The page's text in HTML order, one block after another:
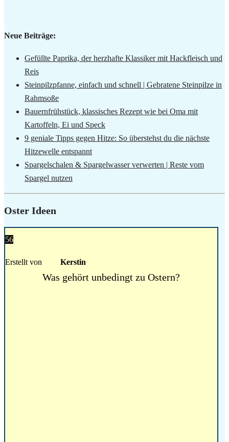
Neue Beiträge:
Gefüllte Paprika, der herzhafte Klassiker mit Hackfleisch und
Reis
Steinpilzpfanne, einfach und schnell | Gebratene Steinpilze in
Rahmsoße
Bauernfrühstück, klassisches Rezept wie bei Oma mit
Kartoffeln, Ei und Speck
9 geniale Tipps gegen Hitze: So überstehst du die nächste
Hitzewelle entspannt
Spargelschalen & Spargelwasser verwerten | Reste vom
Spargel nutzen
Oster Ideen
56
Erstellt von Kerstin
Was gehört unbedingt zu Ostern?